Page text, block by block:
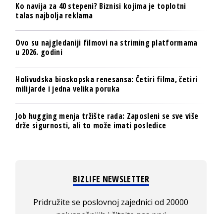
Ko navija za 40 stepeni? Biznisi kojima je toplotni
talas najbolja reklama
Ovo su najgledaniji filmovi na striming platformama
u 2026. godini
Holivudska bioskopska renesansa: Četiri filma, četiri
milijarde i jedna velika poruka
Job hugging menja tržište rada: Zaposleni se sve više
drže sigurnosti, ali to može imati posledice
BIZLIFE NEWSLETTER
Pridružite se poslovnoj zajednici od 20000